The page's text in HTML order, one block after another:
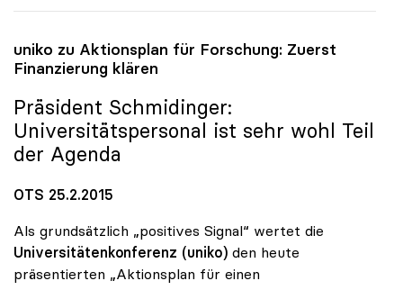
uniko zu Aktionsplan für Forschung: Zuerst
Finanzierung klären
Präsident Schmidinger:
Universitätspersonal ist sehr wohl Teil
der Agenda
OTS 25.2.2015
Als grundsätzlich „positives Signal“ wertet die
Universitätenkonferenz (uniko) den heute
präsentierten „Aktionsplan für einen